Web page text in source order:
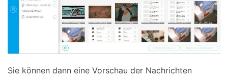
Sie können dann eine Vorschau der Nachrichten